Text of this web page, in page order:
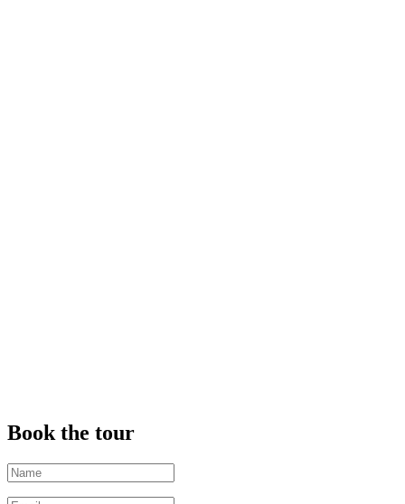
Book the tour